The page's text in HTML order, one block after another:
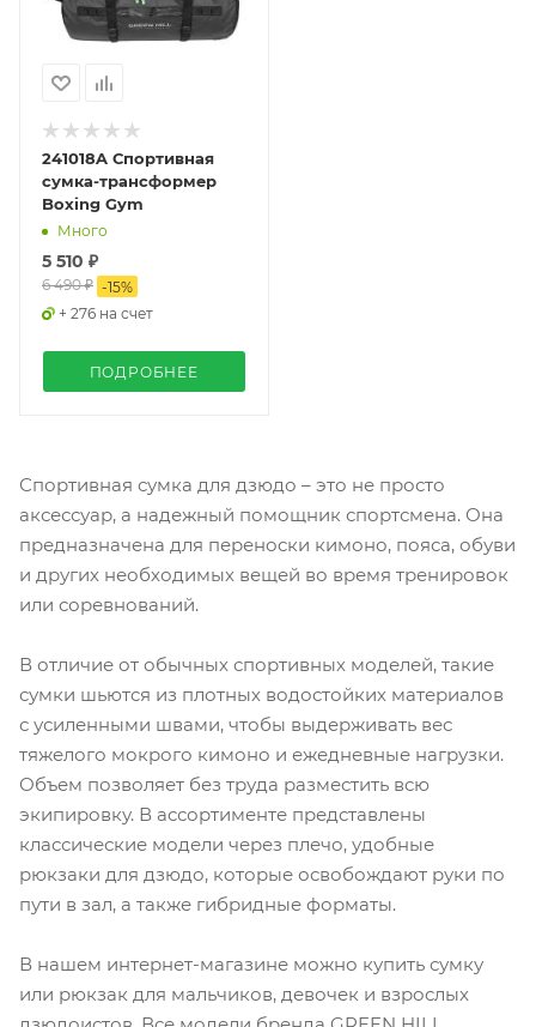
241018A Спортивная
сумка-трансформер
Boxing Gym
Много
5 510 ₽
6 490 ₽ -15%
+ 276 на счет
ПОДРОБНЕЕ
Спортивная сумка для дзюдо – это не просто
аксессуар, а надежный помощник спортсмена. Она
предназначена для переноски кимоно, пояса, обуви
и других необходимых вещей во время тренировок
или соревнований.
В отличие от обычных спортивных моделей, такие
сумки шьются из плотных водостойких материалов
с усиленными швами, чтобы выдерживать вес
тяжелого мокрого кимоно и ежедневные нагрузки.
Объем позволяет без труда разместить всю
экипировку. В ассортименте представлены
классические модели через плечо, удобные
рюкзаки для дзюдо, которые освобождают руки по
пути в зал, а также гибридные форматы.
В нашем интернет-магазине можно купить сумку
или рюкзак для мальчиков, девочек и взрослых